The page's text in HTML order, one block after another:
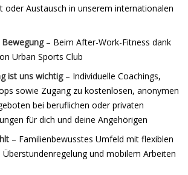
oder Austausch in unserem internationalen
– Beim After-Work-Fitness dank
Urban Sports Club
ist uns wichtig – Individuelle Coachings,
sowie Zugang zu kostenlosen, anonymen
bei beruflichen oder privaten
für dich und deine Angehörigen
– Familienbewusstes Umfeld mit flexiblen
und mobilem Arbeiten